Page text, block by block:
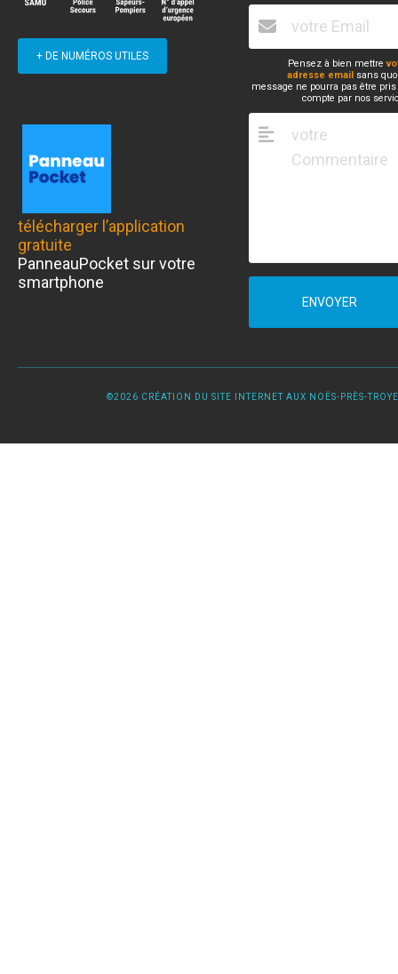
+ DE NUMÉROS UTILES
télécharger l’application
gratuite
PanneauPocket sur votre
smartphone
Pensez à bien mettre
adresse email sans
message ne pourra pas être
compte par nos
ENVOYER
©2026 CRÉATION DU SITE INTERNET AUX NOËS-PRÈS-